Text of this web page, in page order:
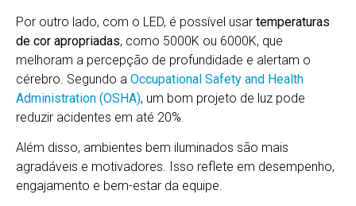
Por outro lado, com o LED, é possível usar temperaturas
de cor apropriadas, como 5000K ou 6000K, que
melhoram a percepção de profundidade e alertam o
cérebro. Segundo a Occupational Safety and Health
Administration (OSHA), um bom projeto de luz pode
reduzir acidentes em até 20%.
Além disso, ambientes bem iluminados são mais
agradáveis e motivadores. Isso reflete em desempenho,
engajamento e bem-estar da equipe.